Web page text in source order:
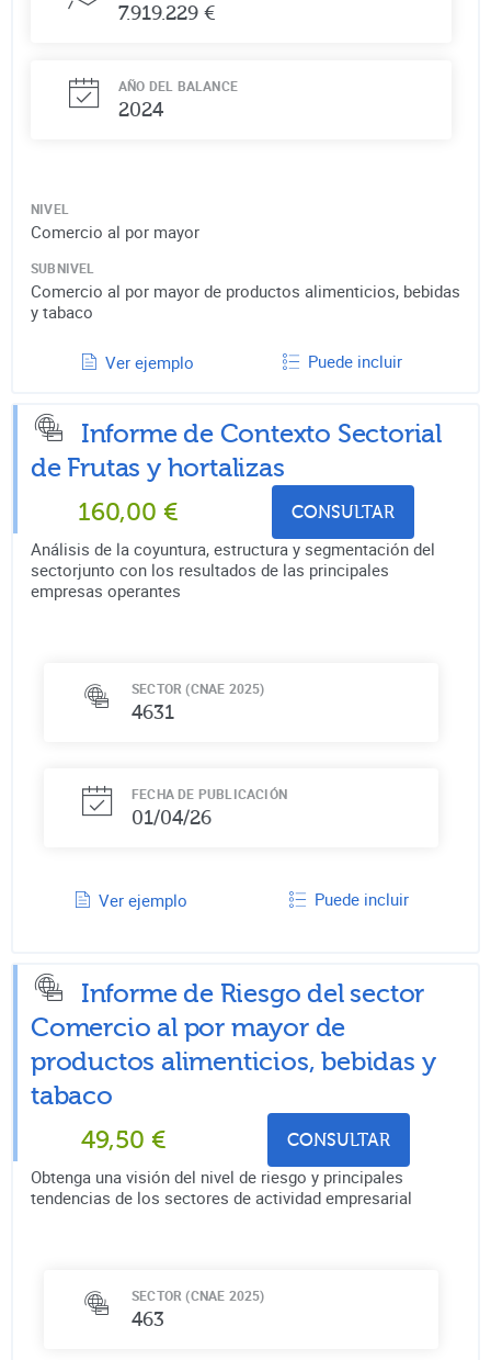
7.919.229 €
AÑO DEL BALANCE
2024
NIVEL
Comercio al por mayor
SUBNIVEL
Comercio al por mayor de productos alimenticios, bebidas
y tabaco
Ver ejemplo Puede incluir
Informe de Contexto Sectorial
de Frutas y hortalizas
160,00 € CONSULTAR
Análisis de la coyuntura, estructura y segmentación del
sectorjunto con los resultados de las principales
empresas operantes
SECTOR (CNAE 2025)
4631
FECHA DE PUBLICACIÓN
01/04/26
Ver ejemplo Puede incluir
Informe de Riesgo del sector
Comercio al por mayor de
productos alimenticios, bebidas y
tabaco
49,50 € CONSULTAR
Obtenga una visión del nivel de riesgo y principales
tendencias de los sectores de actividad empresarial
SECTOR (CNAE 2025)
463